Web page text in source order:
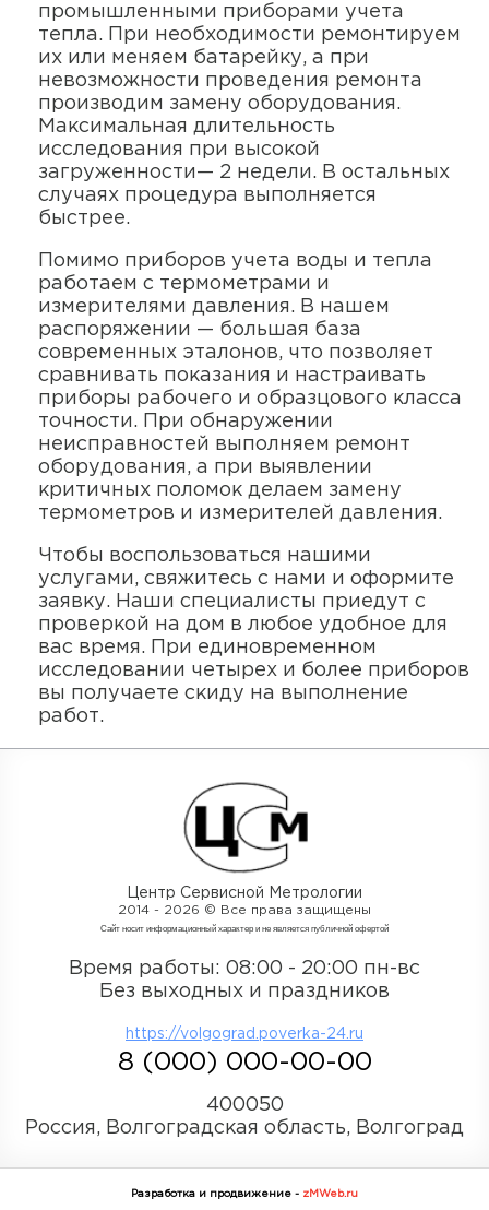
промышленными приборами учета
тепла. При необходимости ремонтируем
их или меняем батарейку, а при
невозможности проведения ремонта
производим замену оборудования.
Максимальная длительность
исследования при высокой
загруженности— 2 недели. В остальных
случаях процедура выполняется
быстрее.
Помимо приборов учета воды и тепла
работаем с термометрами и
измерителями давления. В нашем
распоряжении — большая база
современных эталонов, что позволяет
сравнивать показания и настраивать
приборы рабочего и образцового класса
точности. При обнаружении
неисправностей выполняем ремонт
оборудования, а при выявлении
критичных поломок делаем замену
термометров и измерителей давления.
Чтобы воспользоваться нашими
услугами, свяжитесь с нами и оформите
заявку. Наши специалисты приедут с
проверкой на дом в любое удобное для
вас время. При единовременном
исследовании четырех и более приборов
вы получаете скиду на выполнение
работ.
Центр Сервисной Метрологии
2014 - 2026 © Все права защищены
Cайт носит информационный характер и не является публичной офертой
Время работы: 08:00 - 20:00 пн-вс
Без выходных и праздников
https://volgograd.poverka-24.ru
8 (000) 000-00-00
400050
Россия, Волгоградская область, Волгоград
Разработка и продвижение - zMWeb.ru